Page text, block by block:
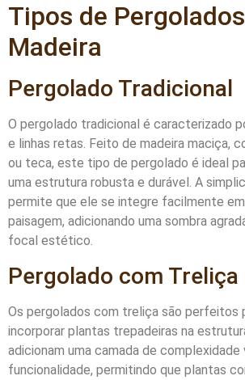
Tipos de
Madeira
Pergolado Tradicional
O pergolado tradicional é caracterizado
e linhas retas. Feito de madeira maciça,
ou teca, este tipo de pergolado é ideal
uma estrutura robusta e durável. A
permite que ele se integre facilmente
paisagem, adicionando uma sombra
focal estético.
Pergolado com Treliça
Os pergolados com treliça são perfeitos
incorporar plantas trepadeiras na
adicionam uma camada de complexidade
funcionalidade, permitindo que plantas